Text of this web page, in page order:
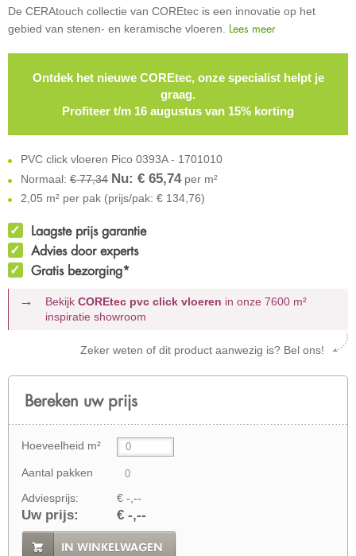
De CERAtouch collectie van COREtec is een innovatie op het
gebied van stenen- en keramische vloeren. Lees meer
Ontdek het nieuwe COREtec, onze specialist helpt je
graag.
Profiteer t/m 16 augustus van 15% korting
PVC click vloeren Pico 0393A - 1701010
Normaal: € 77,34 Nu: € 65,74per m²
2,05 m² per pak (prijs/pak: € 134,76)
Laagste prijs garantie
Advies door experts
Gratis bezorging*
Bekijk COREtec pvc click vloeren in onze 7600 m²
inspiratie showroom
Zeker weten of dit product aanwezig is? Bel ons!
Bereken uw prijs
Hoeveelheid m²
Aantal pakken
Adviesprijs: € -,--
Uw prijs: € -,--
IN WINKELWAGEN